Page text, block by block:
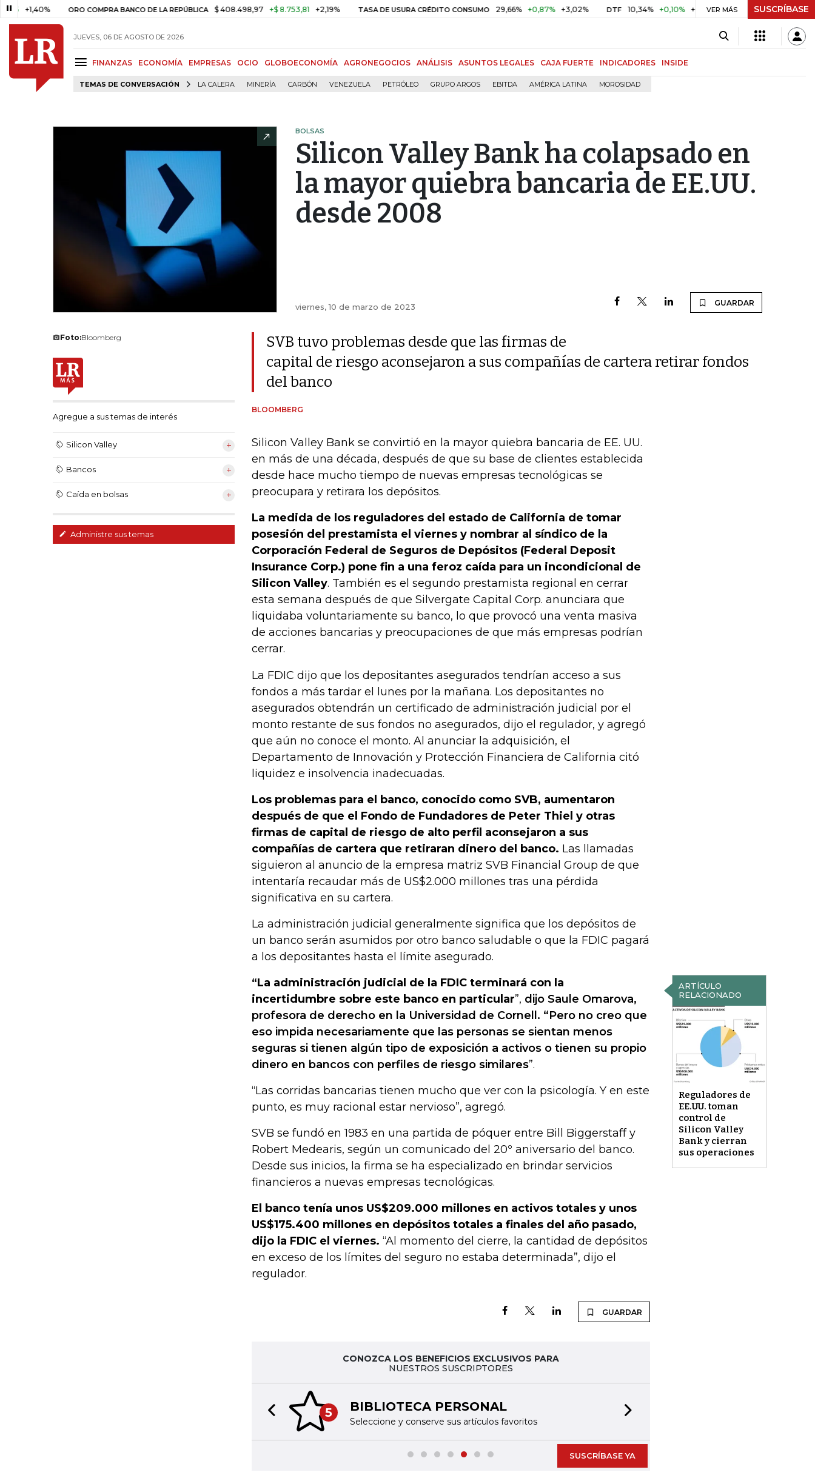
ORO COMPRA BANCO DE LA REPÚBLICA $ 408.498,97 +$ 8.753,81 +2,19% TASA DE USURA CRÉDITO CONSUMO 29,66% +0,87% +3,02% DTF 10,34% +0,10% +0,98% UVR $ 416,91 +$ 0,05
VER MÁS SUSCRÍBASE
JUEVES, 06 DE AGOSTO DE 2026
FINANZAS ECONOMÍA EMPRESAS OCIO GLOBOECONOMÍA AGRONEGOCIOS ANÁLISIS ASUNTOS LEGALES CAJA FUERTE INDICADORES INSIDE
TEMAS DE CONVERSACIÓN LA CALERA MINERÍA CARBÓN VENEZUELA PETRÓLEO GRUPO ARGOS EBITDA AMÉRICA LATINA MOROSIDAD
BOLSAS
Silicon Valley Bank ha colapsado en
la mayor quiebra bancaria de EE.UU.
desde 2008
viernes, 10 de marzo de 2023 GUARDAR
Foto:Bloomberg
Agregue a sus temas de interés
Silicon Valley
Bancos
Caída en bolsas
Administre sus temas
SVB tuvo problemas desde que las firmas de
capital de riesgo aconsejaron a sus compañías de cartera retirar fondos
del banco
BLOOMBERG
Silicon Valley Bank se convirtió en la mayor quiebra bancaria de EE. UU.
en más de una década, después de que su base de clientes establecida
desde hace mucho tiempo de nuevas empresas tecnológicas se
preocupara y retirara los depósitos.
La medida de los reguladores del estado de California de tomar
posesión del prestamista el viernes y nombrar al síndico de la
Corporación Federal de Seguros de Depósitos (Federal Deposit
Insurance Corp.) pone fin a una feroz caída para un incondicional de
Silicon Valley. También es el segundo prestamista regional en cerrar
esta semana después de que Silvergate Capital Corp. anunciara que
liquidaba voluntariamente su banco, lo que provocó una venta masiva
de acciones bancarias y preocupaciones de que más empresas podrían
cerrar.
La FDIC dijo que los depositantes asegurados tendrían acceso a sus
fondos a más tardar el lunes por la mañana. Los depositantes no
asegurados obtendrán un certificado de administración judicial por el
monto restante de sus fondos no asegurados, dijo el regulador, y agregó
que aún no conoce el monto. Al anunciar la adquisición, el
Departamento de Innovación y Protección Financiera de California citó
liquidez e insolvencia inadecuadas.
Los problemas para el banco, conocido como SVB, aumentaron
después de que el Fondo de Fundadores de Peter Thiel y otras
firmas de capital de riesgo de alto perfil aconsejaron a sus
compañías de cartera que retiraran dinero del banco. Las llamadas
siguieron al anuncio de la empresa matriz SVB Financial Group de que
intentaría recaudar más de US$2.000 millones tras una pérdida
significativa en su cartera.
La administración judicial generalmente significa que los depósitos de
un banco serán asumidos por otro banco saludable o que la FDIC pagará
a los depositantes hasta el límite asegurado.
ARTÍCULO
RELACIONADO
Reguladores de
EE.UU. toman
control de
Silicon Valley
Bank y cierran
sus operaciones
“La administración judicial de la FDIC terminará con la
incertidumbre sobre este banco en particular”, dijo Saule Omarova,
profesora de derecho en la Universidad de Cornell. “Pero no creo que
eso impida necesariamente que las personas se sientan menos
seguras si tienen algún tipo de exposición a activos o tienen su propio
dinero en bancos con perfiles de riesgo similares”.
“Las corridas bancarias tienen mucho que ver con la psicología. Y en este
punto, es muy racional estar nervioso”, agregó.
SVB se fundó en 1983 en una partida de póquer entre Bill Biggerstaff y
Robert Medearis, según un comunicado del 20º aniversario del banco.
Desde sus inicios, la firma se ha especializado en brindar servicios
financieros a nuevas empresas tecnológicas.
El banco tenía unos US$209.000 millones en activos totales y unos
US$175.400 millones en depósitos totales a finales del año pasado,
dijo la FDIC el viernes. “Al momento del cierre, la cantidad de depósitos
en exceso de los límites del seguro no estaba determinada”, dijo el
regulador.
GUARDAR
CONOZCA LOS BENEFICIOS EXCLUSIVOS PARA
NUESTROS SUSCRIPTORES
5 BIBLIOTECA PERSONAL
Seleccione y conserve sus artículos favoritos
Previous slide
SUSCRÍBASE YA